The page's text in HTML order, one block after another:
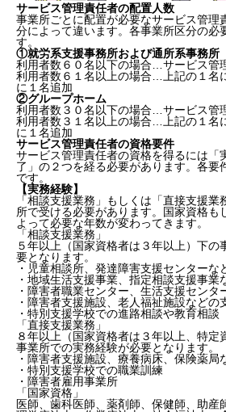
サービス管理責任者の配置人数
事業所ごとに配置が必要なサービス管理
分によって違います。各事業所区分の必
す。
①就労系支援事務所および通所系事務所
利用者数６０名以下の場合…サービス管
利用者数６１名以上の場合…上記の１名
に１名追加
②グループホーム
利用者数３０名以下の場合…サービス管
利用者数３１名以上の場合…上記の１名
に１名追加
サービス管理責任者の資格要件
サービス管理責任者の資格を得るには「
了」の２つを経る必要があります。各要
です。
【実務経験】
「相談支援業務」もしくは「直接支援
所で受ける必要があります。国家資格も
よって必要な年数が変わってきます。
「相談支援業務」
５年以上（国家資格者は３年以上）下の
要となります。
・児童相談所、発達障害支援センターな
・地域生活支援事業、指定相談支援事業
・障害者職業センター、生活支援セン
・障害者支援施設、老人福祉施設などの
・特別支援学校での進路相談や教育相談
「直接支援業務」
８年以上（国家資格者は３年以上、特定
事業所での実務経験が必要となります。
・障害者支援施設、療養病床、保険薬局
・特別支援学校での職業訓練
・障害者雇用事業所
「国家資格」
医師、歯科医師、薬剤師、保健師、助産